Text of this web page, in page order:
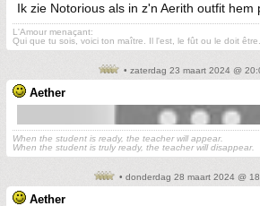
Ik zie Notorious als in z'n Aerith outfit hem
L'Amour menaçant:
Qui que tu sois, voici ton maître. Il l'est, le fût ou le doit être.
• zaterdag 23 maart 2024 @
Aether
When the student is ready, the teacher will appear.
When the student is truly ready, the teacher will disappear.
• donderdag 28 maart 2024 @
Aether